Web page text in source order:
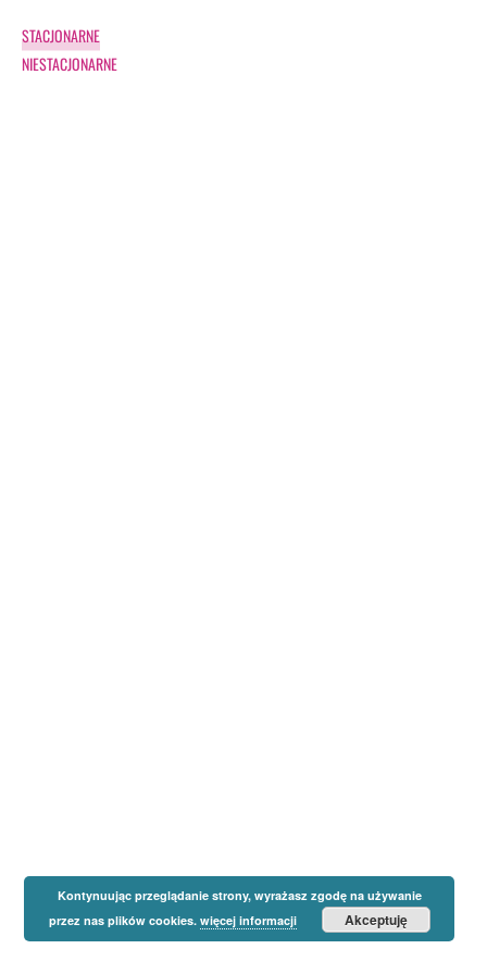
STACJONARNE
NIESTACJONARNE
Kontynuując przeglądanie strony, wyrażasz zgodę na używanie
przez nas plików cookies. więcej informacji Akceptuję